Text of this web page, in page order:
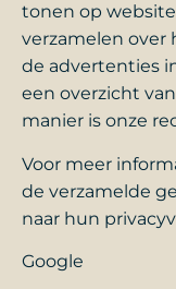
tonen op
verzamelen over
de advertenties
een ​​overzicht
manier is onze
Voor meer
de verzamelde
naar hun
Google